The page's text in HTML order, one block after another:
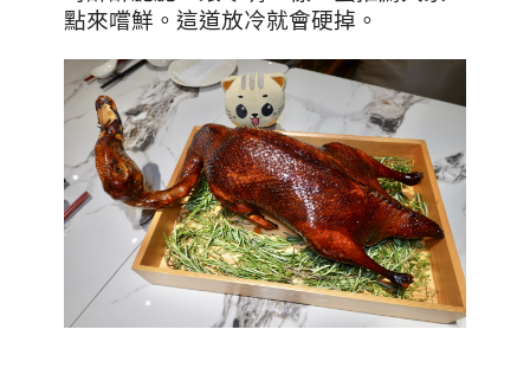
點來嚐鮮。這道放冷就會硬掉。